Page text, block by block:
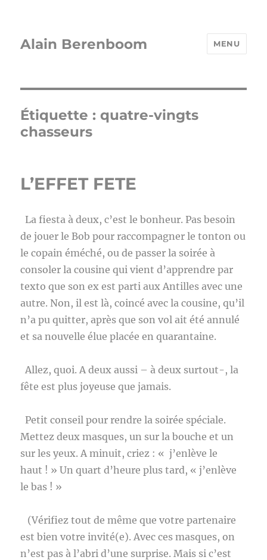
Alain Berenboom MENU
Étiquette :quatre-vingts
chasseurs
L’EFFET FETE
La fiesta à deux, c’est le bonheur. Pas besoin
de jouer le Bob pour raccompagner le tonton ou
le copain éméché, ou de passer la soirée à
consoler la cousine qui vient d’apprendre par
texto que son ex est parti aux Antilles avec une
autre. Non, il est là, coincé avec la cousine, qu’il
n’a pu quitter, après que son vol ait été annulé
et sa nouvelle élue placée en quarantaine.
Allez, quoi. A deux aussi – à deux surtout-, la
fête est plus joyeuse que jamais.
Petit conseil pour rendre la soirée spéciale.
Mettez deux masques, un sur la bouche et un
sur les yeux. A minuit, criez : « j’enlève le
haut ! » Un quart d’heure plus tard, « j’enlève
le bas ! »
(Vérifiez tout de même que votre partenaire
est bien votre invité(e). Avec ces masques, on
n’est pas à l’abri d’une surprise. Mais si c’est